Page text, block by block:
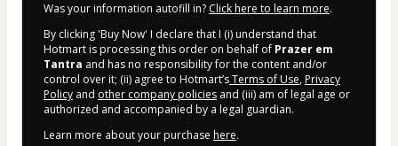
Was your information autofill in? Click here to learn more.
By clicking 'Buy Now' I declare that I (i) understand that
Hotmart is processing this order on behalf of Prazer em
Tantra and has no responsibility for the content and/or
control over it; (ii) agree to Hotmart’sTerms of Use, Privacy
Policy and other company policies and (iii) am of legal age or
authorized and accompanied by a legal guardian.
Learn more about your purchase here.